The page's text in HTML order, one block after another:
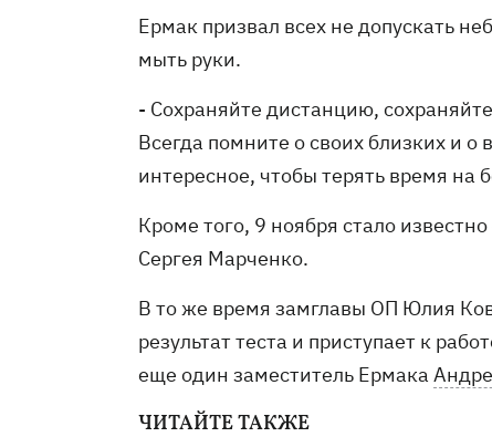
Ермак призвал всех не допускать
мыть руки.
- Сохраняйте дистанцию,
Всегда помните о своих близких и
интересное, чтобы терять время
Кроме того, 9 ноября стало
Сергея Марченко.
В то же время замглавы ОП Юлия
результат теста и приступает к
еще один заместитель Ермака
ЧИТАЙТЕ ТАКЖЕ